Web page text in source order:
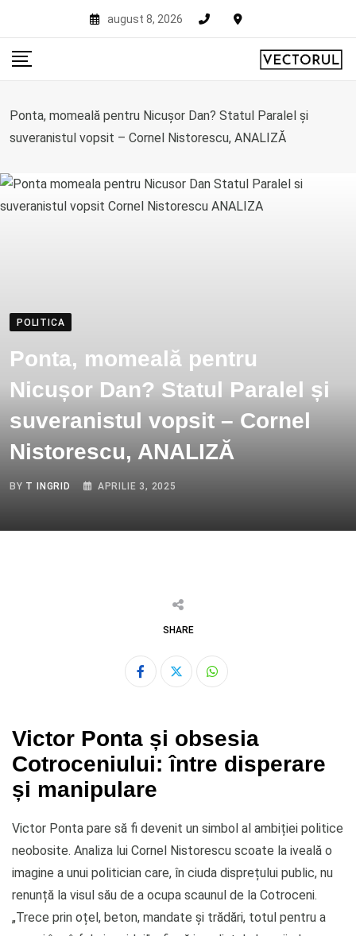
content
august 8, 2026
Ponta, momeală pentru Nicușor Dan? Statul Paralel și
suveranistul vopsit – Cornel Nistorescu, ANALIZĂ
POLITICA
Ponta, momeală pentru
Nicușor Dan? Statul Paralel și
suveranistul vopsit – Cornel
Nistorescu, ANALIZĂ
BY T INGRID APRILIE 3, 2025
SHARE
Whatsapp
Victor Ponta și obsesia
Cotroceniului: între disperare
și manipulare
Victor Ponta pare să fi devenit un simbol al ambiției politice
neobosite. Analiza lui Cornel Nistorescu scoate la iveală o
imagine a unui politician care, în ciuda disprețului public, nu
renunță la visul său de a ocupa scaunul de la Cotroceni.
„Trece prin oțel, beton, mandate și trădări, totul pentru a